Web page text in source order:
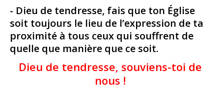
- Dieu de tendresse, fais que ton Église
soit toujours le lieu de l’expression de ta
proximité à tous ceux qui souffrent de
quelle que manière que ce soit.
Dieu de tendresse, souviens-toi de
nous !